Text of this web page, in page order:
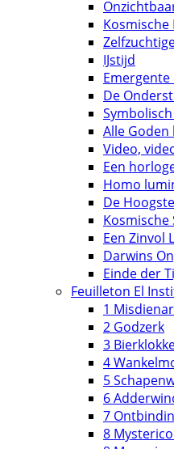
IJstijd
Emergente
De
Alle Goden
Video,
Een
Homo
De
Kosmische
Een Zinvol
Darwins
Einde der
Feuilleton El
1
2 Godzerk
3
4
5
6
7
8